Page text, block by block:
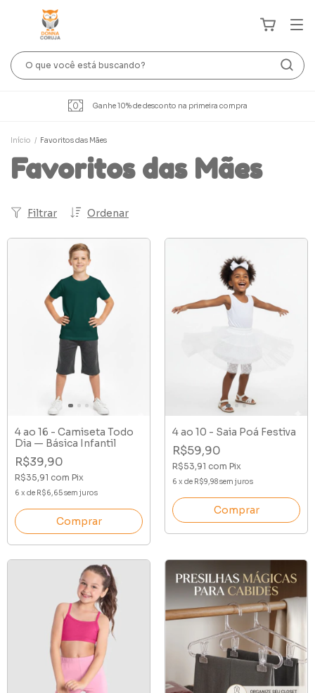
Ganhe 10% de desconto na primeira compra
Início / Favoritos das Mães
Favoritos das Mães
Ordenar
Filtrar
4 ao 16 - Camiseta Todo
Dia — Básica Infantil
R$39,90
R$35,91 com Pix
6 x de R$6,65sem juros
Comprar
4 ao 10 - Saia Poá Festiva
R$59,90
R$53,91 com Pix
6 x de R$9,98sem juros
Comprar